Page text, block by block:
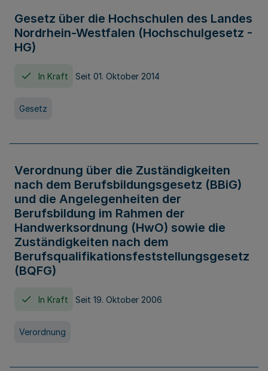
Gesetz über die Hochschulen des Landes
Nordrhein-Westfalen (Hochschulgesetz -
HG)
In Kraft Seit 01. Oktober 2014
Gesetz
Verordnung über die Zuständigkeiten
nach dem Berufsbildungsgesetz (BBiG)
und die Angelegenheiten der
Berufsbildung im Rahmen der
Handwerksordnung (HwO) sowie die
Zuständigkeiten nach dem
Berufsqualifikationsfeststellungsgesetz
(BQFG)
In Kraft Seit 19. Oktober 2006
Verordnung